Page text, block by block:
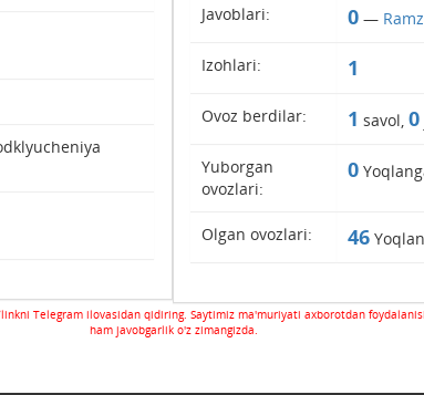
Javoblari: 0—
Izohlari: 1
Ovoz berdilar: 1 savol, 0
Yuborgan
ovozlari:
0
Olgan ovozlari: 46
Telegram ilovasidan qidiring. Saytimiz ma'muriyati axborotdan
ham javobgarlik o'z zimangizda.